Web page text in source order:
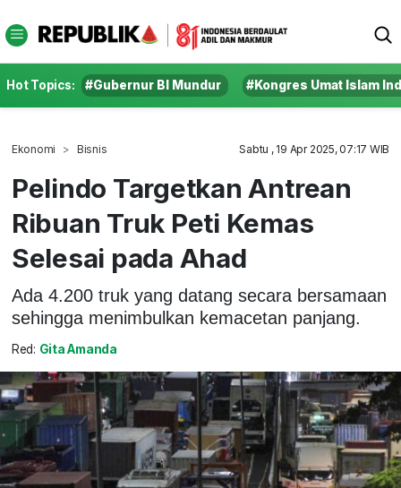
Hot Topics: #Gubernur BI Mundur #Kongres Umat Islam
Ekonomi Bisnis Sabtu , 19 Apr 2025, 07:17 WIB
Pelindo Targetkan Antrean
Ribuan Truk Peti Kemas
Selesai pada Ahad
Ada 4.200 truk yang datang secara bersamaan
sehingga menimbulkan kemacetan panjang.
Red: Gita Amanda